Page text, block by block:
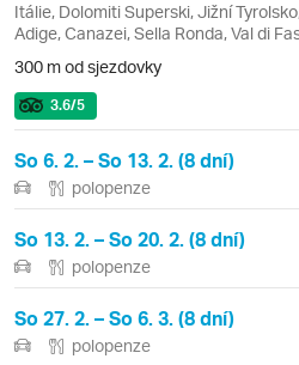
Itálie, Dolomiti Superski, Jižní
Adige, Canazei, Sella Ronda, Val di
300 m od sjezdovky
3.6/5
So 6. 2. – So 13. 2. (8 dní)
polopenze
So 13. 2. – So 20. 2. (8 dní)
polopenze
So 27. 2. – So 6. 3. (8 dní)
polopenze